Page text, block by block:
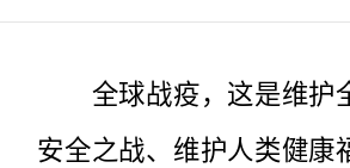
全球战疫，这是维护
安全之战、维护人类健康